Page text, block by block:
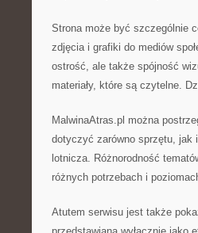
Strona może być szczególnie
zdjęcia i grafiki do mediów
ostrość, ale także spójność
materiały, które są czytelne.
MalwinaAtras.pl można
dotyczyć zarówno sprzętu, jak
lotnicza. Różnorodność
różnych potrzebach i
Atutem serwisu jest także